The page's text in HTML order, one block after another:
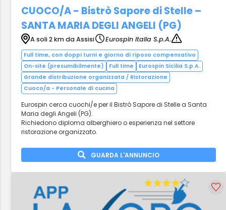
CUOCO/A - Bistrò Sapore di Stelle –
SANTA MARIA DEGLI ANGELI (PG)
A soli 2 km da Assisi Eurospin Italia S.p.A.
Full time, con doppi turni e giorno di riposo compensativo
On-site (presumibilmente)
Full time
Eurospin Sicilia S.p.A.
Grande distribuzione organizzata / Ristorazione
Cuoco/a - Personale di cucina
Eurospin cerca cuochi/e per il Bistrò Sapore di Stelle a Santa
Maria degli Angeli (PG).
Richiedono diploma alberghiero o esperienza nel settore
ristorazione organizzato.
GUARDA L'ANNUNCIO